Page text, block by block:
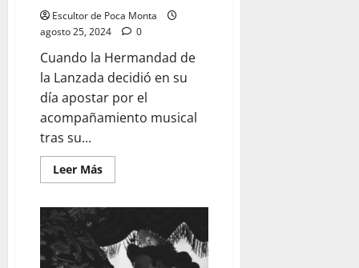
Escultor de Poca Monta
agosto 25, 2024
0
Cuando la Hermandad de
la Lanzada decidió en su
día apostar por el
acompañamiento musical
tras su...
Leer MásLeer
más
LA
TRASERA:
«Lanzados
al
romanticismo»